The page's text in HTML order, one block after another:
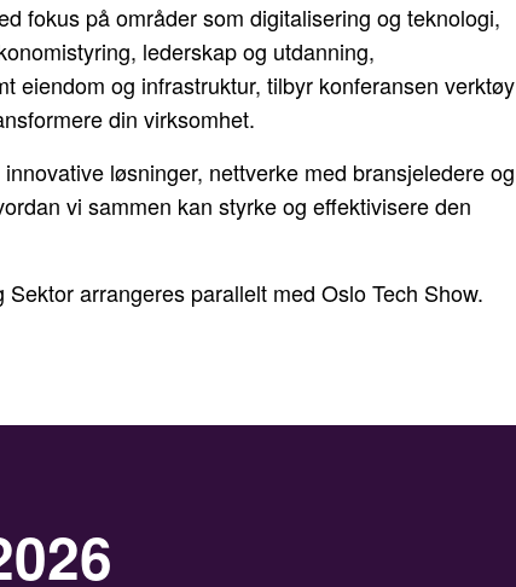
fokus på områder som digitalisering og teknologi,
lederskap og utdanning,
eiendom og infrastruktur, tilbyr konferansen verktøy
din virksomhet.
løsninger, nettverke med bransjeledere og
vi sammen kan styrke og effektivisere den
arrangeres parallelt med Oslo Tech Show.